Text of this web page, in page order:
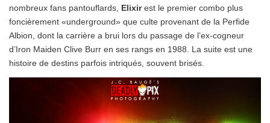
nombreux fans pantouflards, Elixirest le premier combo plus
foncièrement «underground» que culte provenant de la Perfide
Albion, dont la carrière a brui lors du passage de l’ex-cogneur
d’Iron Maiden Clive Burr en ses rangs en 1988. La suite est une
histoire de destins parfois intriqués, souvent brisés.